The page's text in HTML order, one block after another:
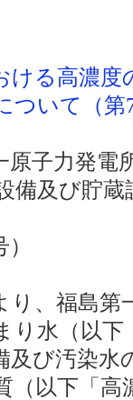
ける高濃
ついて（第
原子力発
備及び貯
、福島第
り水（以
及び汚染
（以下「高